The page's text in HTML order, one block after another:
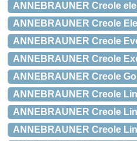
ANNEBRAUNER Creole
ANNEBRAUNER Creole
ANNEBRAUNER Creole
ANNEBRAUNER Creole
ANNEBRAUNER Creole
ANNEBRAUNER Creole
ANNEBRAUNER Creole
ANNEBRAUNER Creole